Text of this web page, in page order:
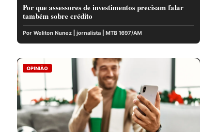
Por que assessores de investimentos precisam falar
também sobre crédito
Por Weliton Nunez | jornalista | MTB 1697/AM
OPINIÃO